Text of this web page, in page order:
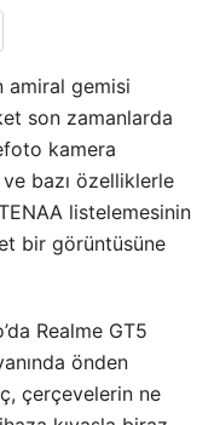
amiral gemisi
son zamanlarda
kamera
bazı özelliklerle
listelemesinin
bir görüntüsüne
Realme GT5
önden
çerçevelerin ne